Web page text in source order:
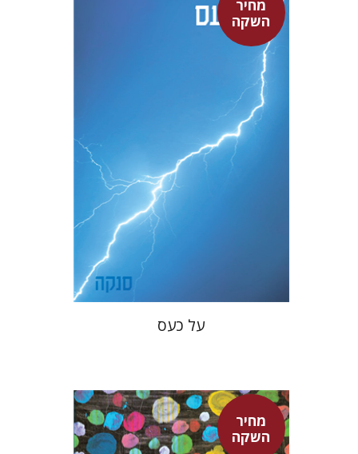
מחיר
השקה
סנקה
דבורה גילולה
דבורה גילולה
מחיר השקה
על כעס
מחיר
השקה